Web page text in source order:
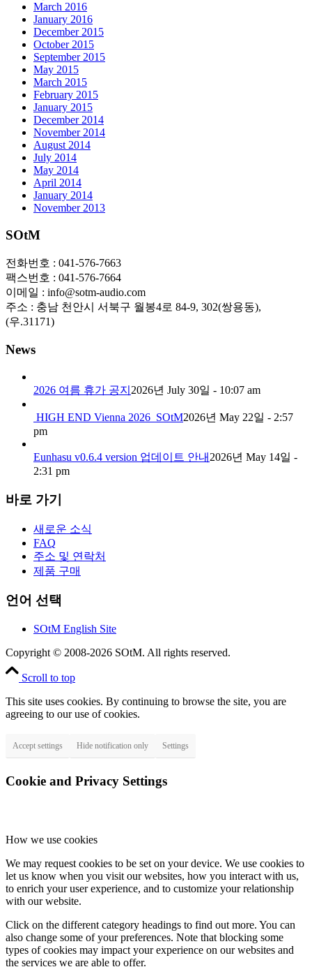
March 2016
January 2016
December 2015
October 2015
September 2015
May 2015
March 2015
February 2015
January 2015
December 2014
November 2014
August 2014
July 2014
May 2014
April 2014
January 2014
November 2013
SOtM
전화번호 : 041-576-7663
팩스번호 : 041-576-7664
이메일 : info@sotm-audio.com
주소 : 충남 천안시 서북구 월봉4로 84-9, 302(쌍용동),
(우.31171)
News
2026 여름 휴가 공지 2026년 July 30일 - 10:07 am
HIGH END Vienna 2026_SOtM2026년 May 22일 - 2:57
pm
Eunhasu v0.6.4 version 업데이트 안내 2026년 May 14일 -
2:31 pm
바로 가기
새로운 소식
FAQ
주소 및 연락처
제품 구매
언어 선택
SOtM English Site
Copyright © 2008-2026 SOtM. All rights reserved.
Scroll to top
This site uses cookies. By continuing to browse the site, you are
agreeing to our use of cookies.
Accept settings Hide notification only Settings
Cookie and Privacy Settings
How we use cookies
We may request cookies to be set on your device. We use cookies to
let us know when you visit our websites, how you interact with us,
to enrich your user experience, and to customize your relationship
with our website.
Click on the different category headings to find out more. You can
also change some of your preferences. Note that blocking some
types of cookies may impact your experience on our websites and
the services we are able to offer.